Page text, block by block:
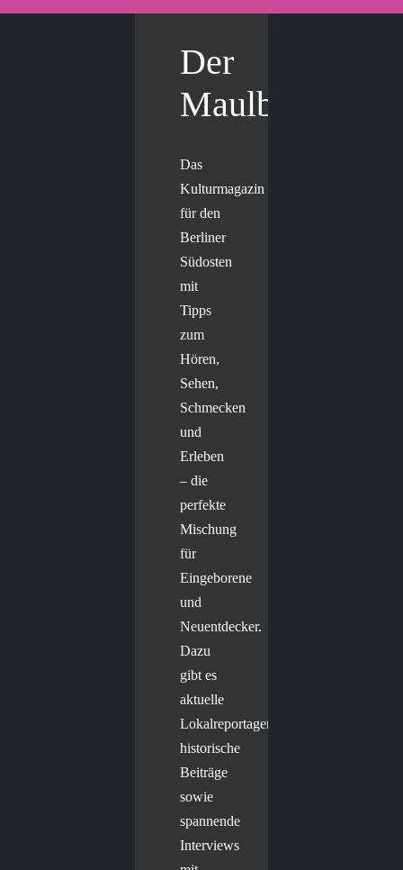
Der
Maulbär
Das
Kulturmagazin
für den
Berliner
Südosten
mit
Tipps
zum
Hören,
Sehen,
Schmecken
und
Erleben
– die
perfekte
Mischung
für
Eingeborene
und
Neuentdecker.
Dazu
gibt es
aktuelle
Lokalreportagen,
historische
Beiträge
sowie
spannende
Interviews